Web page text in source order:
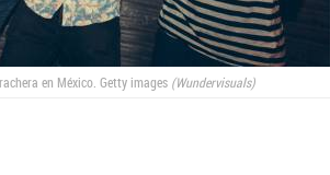
en México. Getty images Wundervisuals